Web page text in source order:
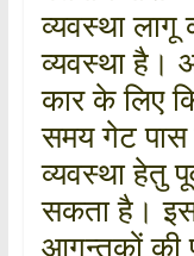
व्यवस्था
व्यवस्था है।
कार के लिए
समय गेट पास
व्यवस्था हेतु
सकता है।
आगन्तुकों की